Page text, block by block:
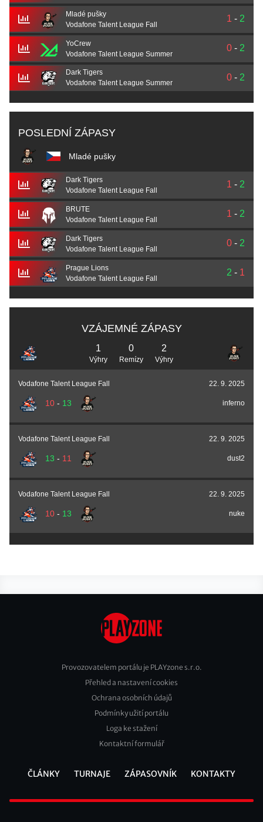
Mladé pušky
Vodafone Talent League Fall
1 - 2
YoCrew
Vodafone Talent League Summer
0 - 2
Dark Tigers
Vodafone Talent League Summer
0 - 2
POSLEDNÍ ZÁPASY
Mladé pušky
Dark Tigers
Vodafone Talent League Fall
1 - 2
BRUTE
Vodafone Talent League Fall
1 - 2
Dark Tigers
Vodafone Talent League Fall
0 - 2
Prague Lions
Vodafone Talent League Fall
2 - 1
VZÁJEMNÉ ZÁPASY
1
Výhry
0
Remízy
2
Výhry
Vodafone Talent League Fall 22. 9. 2025
10- 13 inferno
Vodafone Talent League Fall 22. 9. 2025
13 - 11 dust2
Vodafone Talent League Fall 22. 9. 2025
10- 13 nuke
Footer
Provozovatelem portálu je PLAYzone s.r.o.
Přehled a nastavení cookies
Ochrana osobních údajů
Podmínky užití portálu
Loga ke stažení
Kontaktní formulář
ČLÁNKY TURNAJE ZÁPASOVNÍK KONTAKTY